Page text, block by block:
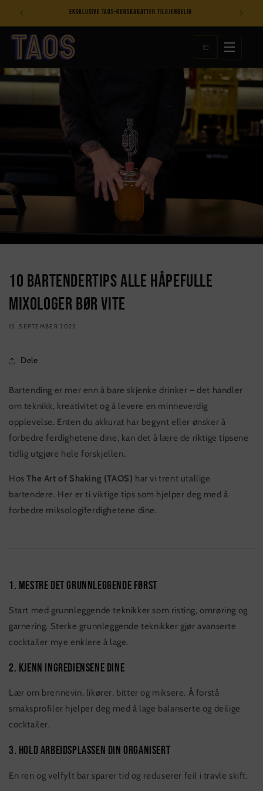
innhold
Eksklusive TAOS-kursrabatter tilgjengelig
10 bartendertips alle håpefulle
mixologer bør vite
15. SEPTEMBER 2025
Dele
Bartending er mer enn å bare skjenke drinker – det handler
om teknikk, kreativitet og å levere en minneverdig
opplevelse. Enten du akkurat har begynt eller ønsker å
forbedre ferdighetene dine, kan det å lære de riktige tipsene
tidlig utgjøre hele forskjellen.
HosThe Art of Shaking (TAOS) har vi trent utallige
bartendere. Her er ti viktige tips som hjelper deg med å
forbedre miksologiferdighetene dine.
1. Mestre det grunnleggende først
Start med grunnleggende teknikker som risting, omrøring og
garnering. Sterke grunnleggende teknikker gjør avanserte
cocktailer mye enklere å lage.
2. Kjenn ingrediensene dine
Lær om brennevin, likører, bitter og miksere. Å forstå
smaksprofiler hjelper deg med å lage balanserte og deilige
cocktailer.
3. Hold arbeidsplassen din organisert
En ren og velfylt bar sparer tid og reduserer feil i travle skift.